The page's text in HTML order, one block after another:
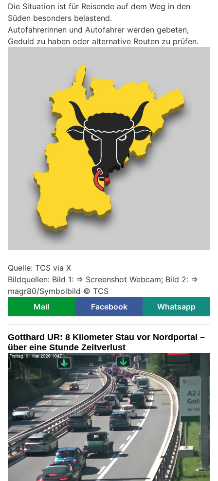
Die Situation ist für Reisende auf dem Weg in den
Süden besonders belastend.
Autofahrerinnen und Autofahrer werden gebeten,
Geduld zu haben oder alternative Routen zu prüfen.
Quelle: TCS via X
Bildquellen: Bild 1: => Screenshot Webcam; Bild 2: =>
magr80/Symbolbild © TCS
Mail
Facebook Whatsapp
Gotthard UR: 8 Kilometer Stau vor Nordportal –
über eine Stunde Zeitverlust